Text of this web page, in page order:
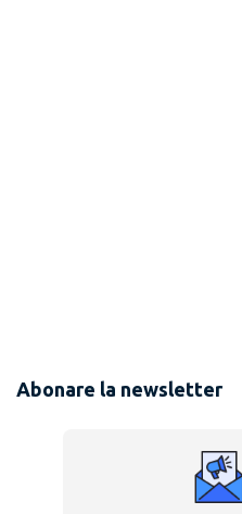
Abonare la newsletter